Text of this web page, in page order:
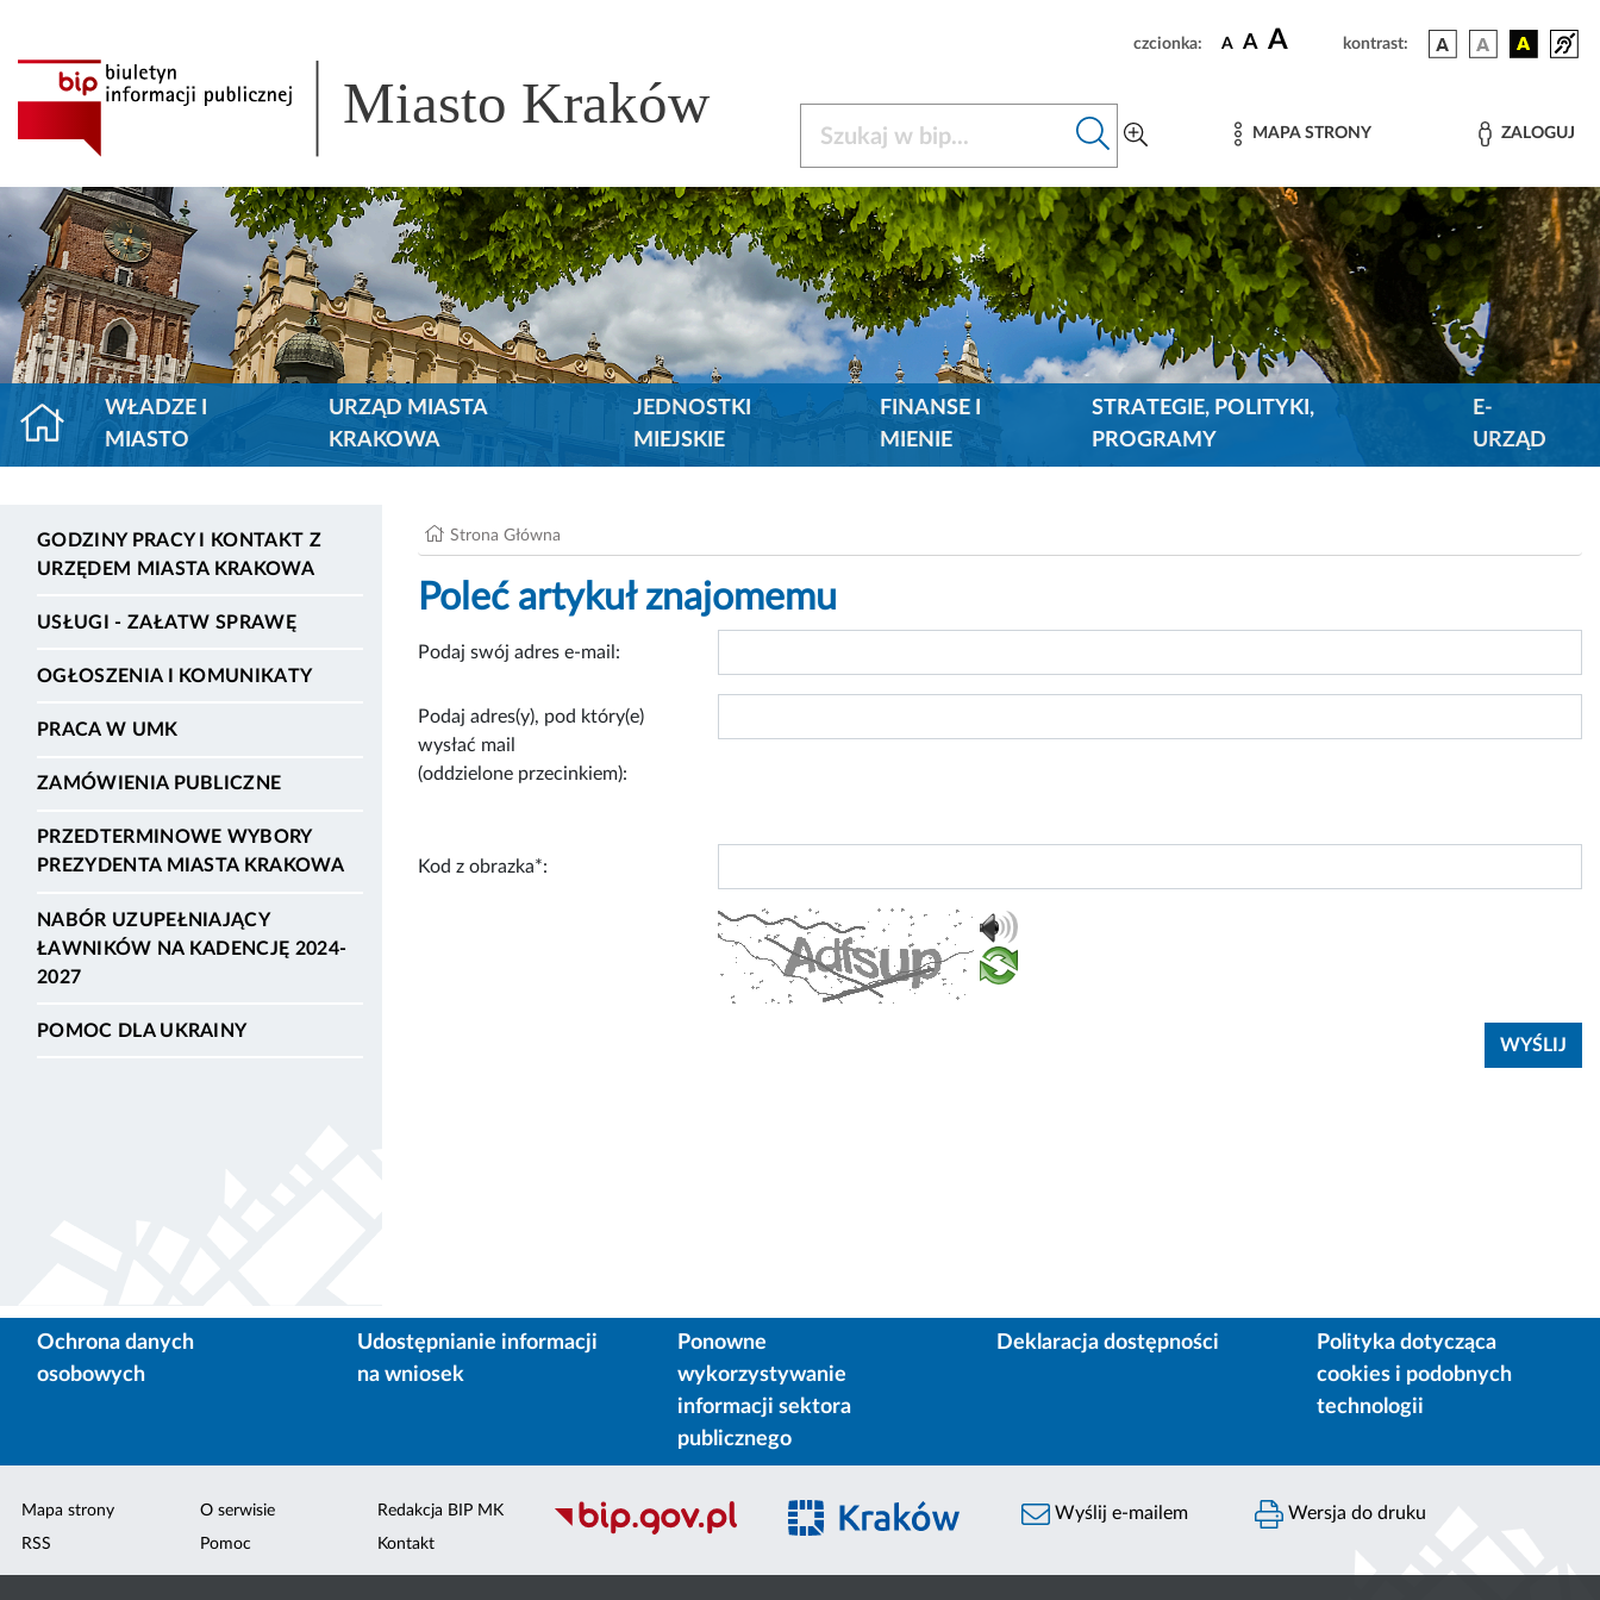
czcionka: A A A kontrast:
Miasto Kraków MAPA STRONY ZALOGUJ
WŁADZE I
MIASTO
URZĄD MIASTA
KRAKOWA
JEDNOSTKI
MIEJSKIE
FINANSE I
MIENIE
STRATEGIE, POLITYKI,
PROGRAMY
E-
URZĄD
GODZINY PRACY I KONTAKT Z
URZĘDEM MIASTA KRAKOWA
USŁUGI - ZAŁATW SPRAWĘ
OGŁOSZENIA I KOMUNIKATY
PRACA W UMK
ZAMÓWIENIA PUBLICZNE
PRZEDTERMINOWE WYBORY
PREZYDENTA MIASTA KRAKOWA
NABÓR UZUPEŁNIAJĄCY
ŁAWNIKÓW NA KADENCJĘ 2024-
2027
POMOC DLA UKRAINY
Strona Główna
Poleć artykuł znajomemu
Podaj swój adres e-mail:
Podaj adres(y), pod który(e)
wysłać mail
(oddzielone przecinkiem):
Kod z obrazka*:
Ochrona danych
osobowych
Udostępnianie informacji
na wniosek
Ponowne
wykorzystywanie
informacji sektora
publicznego
Deklaracja dostępności
Polityka dotycząca
cookies i podobnych
technologii
Mapa strony
RSS
O serwisie
Pomoc
Redakcja BIP MK
Kontakt
Wyślij e-mailem Wersja do druku